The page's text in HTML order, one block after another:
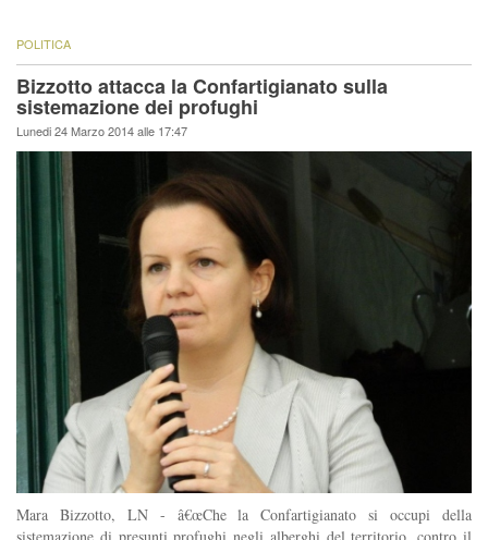
POLITICA
Bizzotto attacca la Confartigianato sulla
sistemazione dei profughi
Lunedi 24 Marzo 2014 alle 17:47
Mara Bizzotto, LN - â€œChe la Confartigianato si occupi della